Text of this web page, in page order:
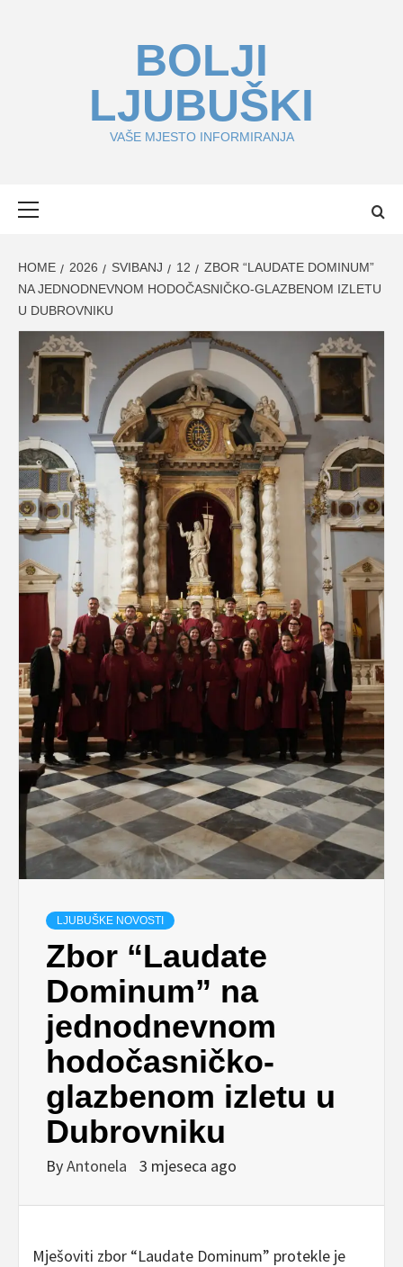
BOLJI
LJUBUŠKI
VAŠE MJESTO INFORMIRANJA
HOME 2026 SVIBANJ 12
ZBOR “LAUDATE DOMINUM”
NA JEDNODNEVNOM HODOČASNIČKO-GLAZBENOM IZLETU
U DUBROVNIKU
LJUBUŠKE NOVOSTI
Zbor “Laudate
Dominum” na
jednodnevnom
hodočasničko-
glazbenom izletu u
Dubrovniku
ByAntonela 3 mjeseca ago
Mješoviti zbor “Laudate Dominum” protekle je